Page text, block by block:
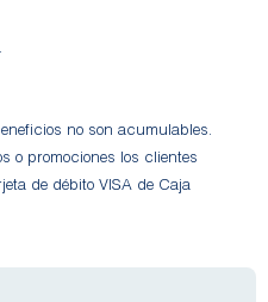
no son acumulables.
o promociones los clientes
de débito VISA de Caja